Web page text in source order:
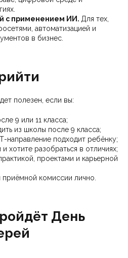
с применением ИИ. Для тех,
автоматизацией и
в бизнес.
полезен, если вы:
9 или 11 класса;
из школы после 9 класса;
направление подходит ребёнку;
хотите разобраться в отличиях;
проектами и карьерной
приёмной комиссии лично.
День